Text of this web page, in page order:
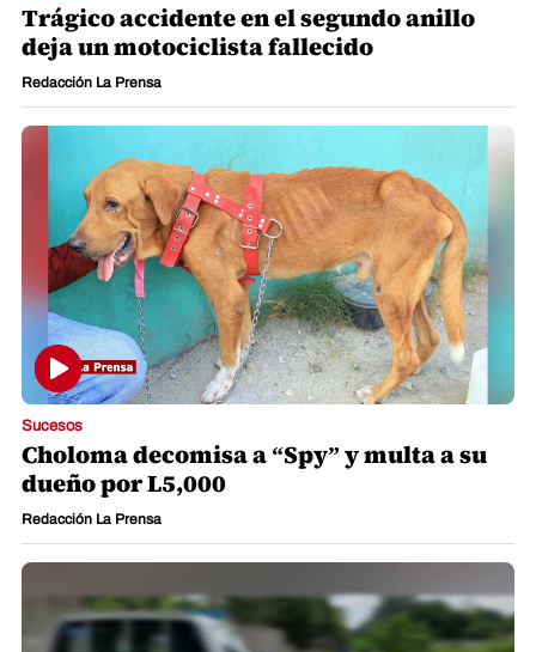
Trágico accidente en el segundo anillo
deja un motociclista fallecido
Redacción La Prensa
Sucesos
Choloma decomisa a “Spy” y multa a su
dueño por L5,000
Redacción La Prensa